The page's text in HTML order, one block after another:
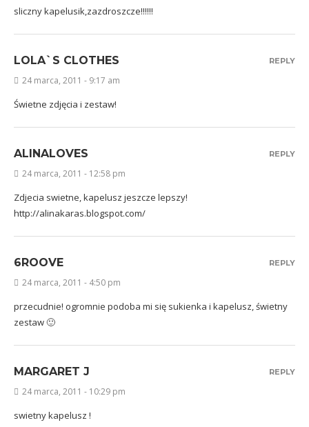
sliczny kapelusik,zazdroszcze!!!!!!
LOLA`S CLOTHES
24 marca, 2011 - 9:17 am
Świetne zdjęcia i zestaw!
REPLY
ALINALOVES
24 marca, 2011 - 12:58 pm
Zdjecia swietne, kapelusz jeszcze lepszy!
http://alinakaras.blogspot.com/
REPLY
6ROOVE
24 marca, 2011 - 4:50 pm
przecudnie! ogromnie podoba mi się sukienka i kapelusz, świetny
zestaw 🙂
REPLY
MARGARET J
24 marca, 2011 - 10:29 pm
swietny kapelusz !
REPLY